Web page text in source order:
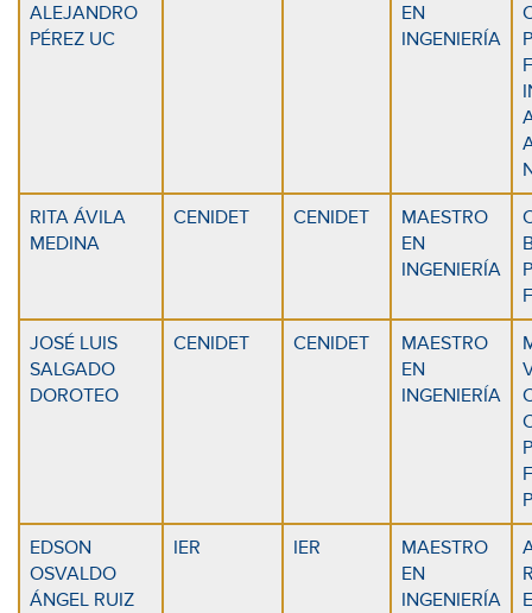
ALEJANDRO
PÉREZ UC
EN
INGENIERÍA
RITA ÁVILA
MEDINA
CENIDET CENIDET
MAESTRO
EN
INGENIERÍA
JOSÉ LUIS
SALGADO
DOROTEO
CENIDET CENIDET
MAESTRO
EN
INGENIERÍA
EDSON
OSVALDO
ÁNGEL RUIZ
IER IER
MAESTRO
EN
INGENIERÍA